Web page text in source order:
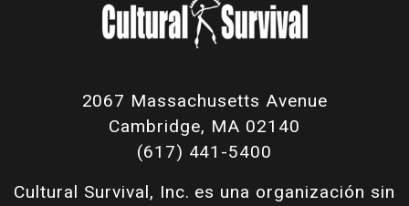
2067 Massachusetts Avenue
Cambridge, MA 02140
(617) 441-5400
Cultural Survival, Inc. es una organización sin